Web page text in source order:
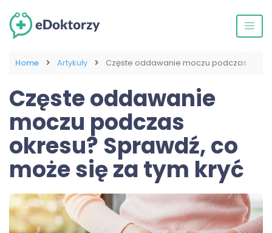
Home Artykuły Częste oddawanie moczu podczas
Częste oddawanie
moczu podczas
okresu? Sprawdź, co
może się za tym kryć